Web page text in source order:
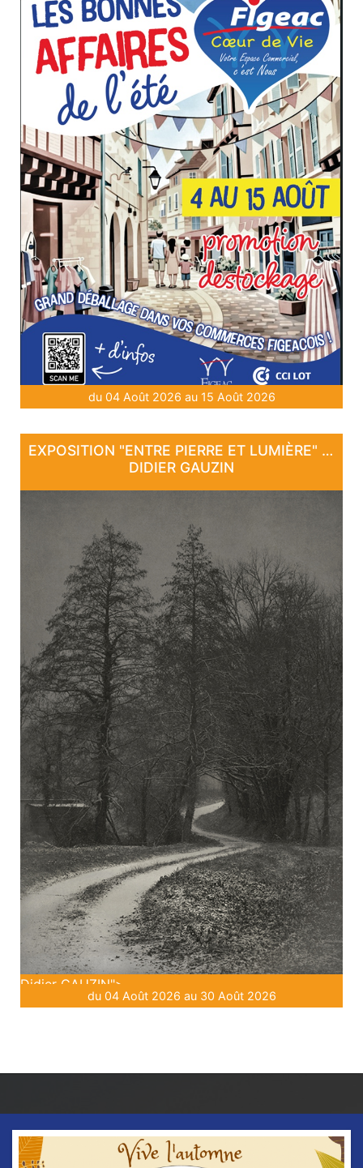
du 04 Août 2026 au 15 Août 2026
EXPOSITION "ENTRE PIERRE ET LUMIÈRE" - DE DAN COURTICE ET DE
DIDIER GAUZIN
Didier GAUZIN">
du 04 Août 2026 au 30 Août 2026